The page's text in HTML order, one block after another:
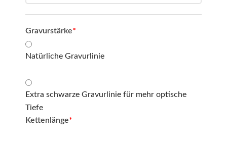
*
Gravurstärke
Natürliche Gravurlinie
Extra schwarze Gravurlinie für mehr optische
Tiefe
*
Kettenlänge